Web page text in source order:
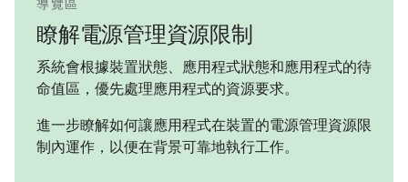
導覽區
瞭解電源管理資源限制
系統會根據裝置狀態、應用程式狀態和應用程式的待
命值區，優先處理應用程式的資源要求。
進一步瞭解如何讓應用程式在裝置的電源管理資源限
制內運作，以便在背景可靠地執行工作。